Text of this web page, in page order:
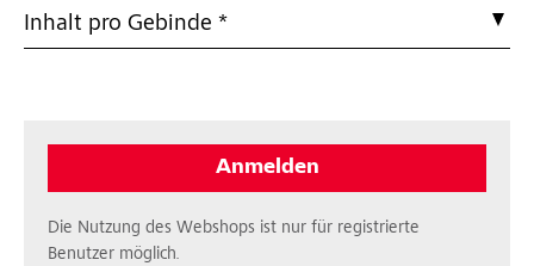
Inhalt pro Gebinde *
Anmelden
Die Nutzung des Webshops ist nur für registrierte
Benutzer möglich.